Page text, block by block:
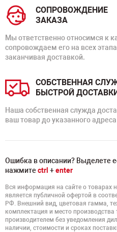
СОПРОВОЖДЕНИЕ
ЗАКАЗА
Мы ответственно относимся к
сопровождаем его на всех
заканчивая доставкой.
СОБСТВЕННАЯ
БЫСТРОЙ
Наша собственная служда
ваш товар до указанного
Ошибка в описании? Выделете
нажмите ctrl +enter
Вся информация на сайте о товарах
является публичной офертой в
РФ. Внешний вид, цветовая гамма,
комплектация и место
производителем без уведомления
наличии, стоимости и сроках